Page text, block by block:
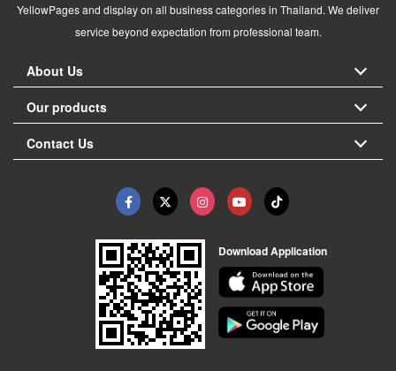
YellowPages and display on all business categories in Thailand. We deliver
service beyond expectation from professional team.
About Us
Our products
Contact Us
Download Application